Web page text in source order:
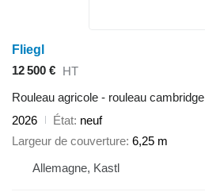
Fliegl
12 500 € HT
Rouleau agricole - rouleau cambridge
2026
État neuf
Largeur de couverture 6,25 m
Allemagne, Kastl